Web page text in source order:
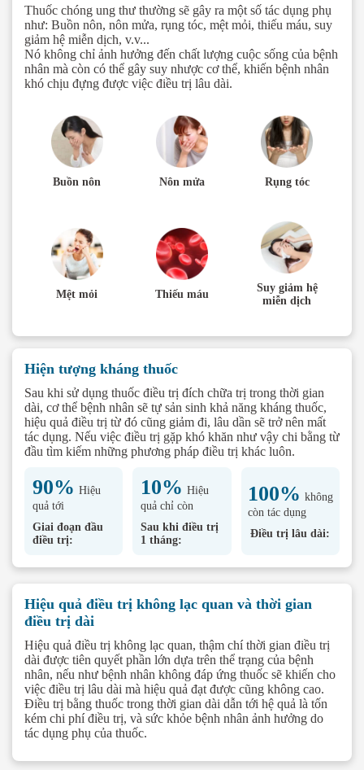
Thuốc chóng ung thư thường sẽ gây ra một số tác dụng phụ
như: Buồn nôn, nôn mửa, rụng tóc, mệt mỏi, thiếu máu, suy
giảm hệ miễn dịch, v.v...
Nó không chỉ ảnh hưởng đến chất lượng cuộc sống của bệnh
nhân mà còn có thể gây suy nhược cơ thể, khiến bệnh nhân
khó chịu đựng được việc điều trị lâu dài.
Buồn nôn Nôn mửa Rụng tóc
Mệt mỏi Thiếu máu
Suy giảm hệ
miễn dịch
Hiện tượng kháng thuốc
Sau khi sử dụng thuốc điều trị đích chữa trị trong thời gian
dài, cơ thể bệnh nhân sẽ tự sản sinh khả năng kháng thuốc,
hiệu quả điều trị từ đó cũng giảm đi, lâu dần sẽ trở nên mất
tác dụng. Nếu việc điều trị gặp khó khăn như vậy chi bằng từ
đầu tìm kiếm những phương pháp điều trị khác luôn.
90% Hiệu
quả tới
Giai đoạn đầu
điều trị:
10% Hiệu
quả chỉ còn
Sau khi điều trị
1 tháng:
100% không
còn tác dụng
Điều trị lâu dài:
Hiệu quả điều trị không lạc quan và thời gian
điều trị dài
Hiệu quả điều trị không lạc quan, thậm chí thời gian điều trị
dài được tiên quyết phần lớn dựa trên thể trạng của bệnh
nhân, nếu như bệnh nhân không đáp ứng thuốc sẽ khiến cho
việc điều trị lâu dài mà hiệu quả đạt được cũng không cao.
Điều trị bằng thuốc trong thời gian dài dẫn tới hệ quả là tốn
kém chi phí điều trị, và sức khỏe bệnh nhân ảnh hưởng do
tác dụng phụ của thuốc.